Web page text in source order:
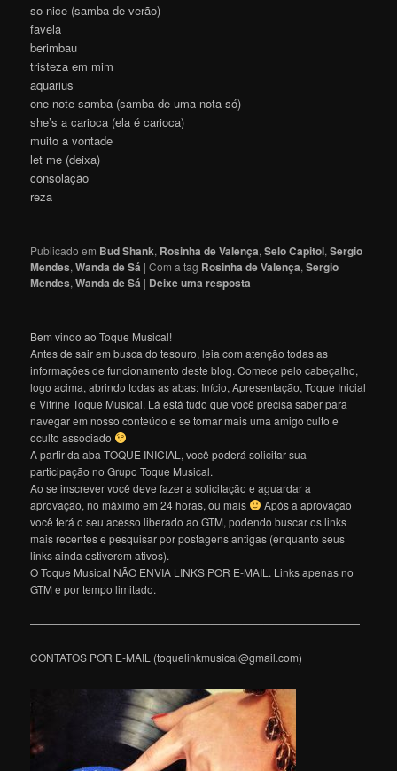
so nice (samba de verão)
favela
berimbau
tristeza em mim
aquarius
one note samba (samba de uma nota só)
she’s a carioca (ela é carioca)
muito a vontade
let me (deixa)
consolação
reza
Publicado em Bud Shank, Rosinha de Valença,Selo Capitol,Sergio
Mendes,Wanda de Sá |Com a tag Rosinha de Valença,Sergio
Mendes,Wanda de Sá | Deixe uma resposta
Bem vindo ao Toque Musical!
Antes de sair em busca do tesouro, leia com atenção todas as
informações de funcionamento deste blog. Comece pelo cabeçalho,
logo acima, abrindo todas as abas: Início, Apresentação, Toque Inicial
e Vitrine Toque Musical. Lá está tudo que você precisa saber para
navegar em nosso conteúdo e se tornar mais uma amigo culto e
oculto associado
A partir da aba TOQUE INICIAL, você poderá solicitar sua
participação no Grupo Toque Musical.
Ao se inscrever você deve fazer a solicitação e aguardar a
aprovação, no máximo em 24 horas, ou mais
Após a aprovação
você terá o seu acesso liberado ao GTM, podendo buscar os links
mais recentes e pesquisar por postagens antigas (enquanto seus
links ainda estiverem ativos).
O Toque Musical NÃO ENVIA LINKS POR E-MAIL. Links apenas no
GTM e por tempo limitado.
———————————————————————————————
CONTATOS POR E-MAIL (toquelinkmusical@gmail.com)